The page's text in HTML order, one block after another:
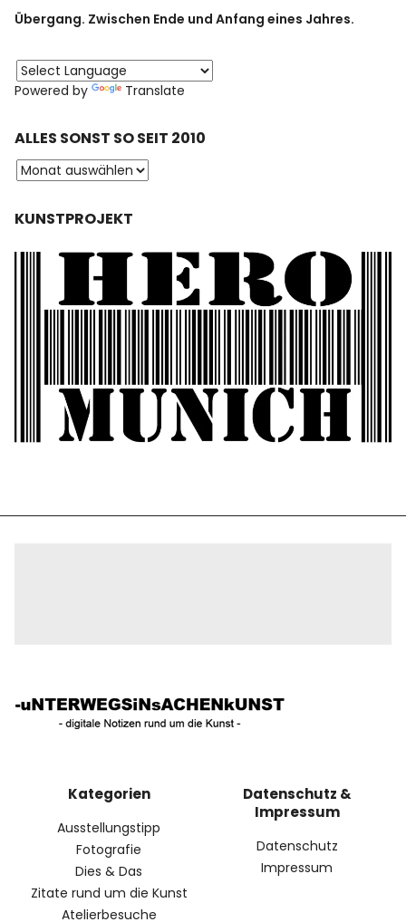
Übergang. Zwischen Ende und Anfang eines Jahres.
Powered by Translate
ALLES SONST SO SEIT 2010
KUNSTPROJEKT
Kategorien
Ausstellungstipp
Fotografie
Dies & Das
Zitate rund um die Kunst
Atelierbesuche
Datenschutz &
Impressum
Datenschutz
Impressum